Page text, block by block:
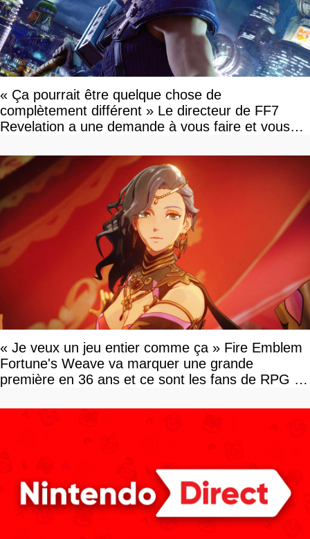
« Ça pourrait être quelque chose de
complètement différent » Le directeur de FF7
Revelation a une demande à vous faire et vous
« Je veux un jeu entier comme ça » Fire Emblem
Fortune's Weave va marquer une grande
première en 36 ans et ce sont les fans de RPG en